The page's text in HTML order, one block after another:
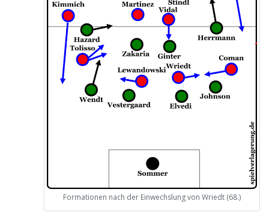
Formationen nach der Einwechslung von Wriedt (68.)